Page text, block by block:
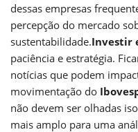
dessas empresas
percepção do mercado
sustentabilidade.Investir
paciência e estratégia.
notícias que podem
movimentação do
não devem ser olhadas
mais amplo para uma